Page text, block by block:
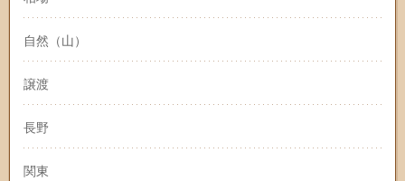
自然（山）
譲渡
長野
関東